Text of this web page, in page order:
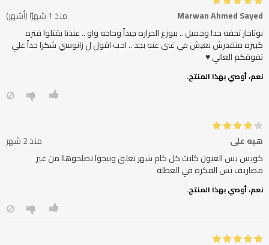
Marwan Ahmed Sayed
منذ 1 شهرًا (أشهر)
بوتاجاز تحفه جدا وجميل .. بيوزع الحراره جيداً وحاجه واو .. عندنا يقتلوا فتره
كبيره منقدرش نعيش في غنى عنه بجد .. احب اقول ل زانوسي شكرا جداً علي
تفوقكم العالي ♥️
نعم، أوصي بهذا المنتج.
هبه علي
منذ 2 شهر
كويس بس العيون كانت كل كام شهر تعلق وتيجوا تصلحوهاا من غير
مصاريف بس الفكره في العطلة
نعم، أوصي بهذا المنتج.